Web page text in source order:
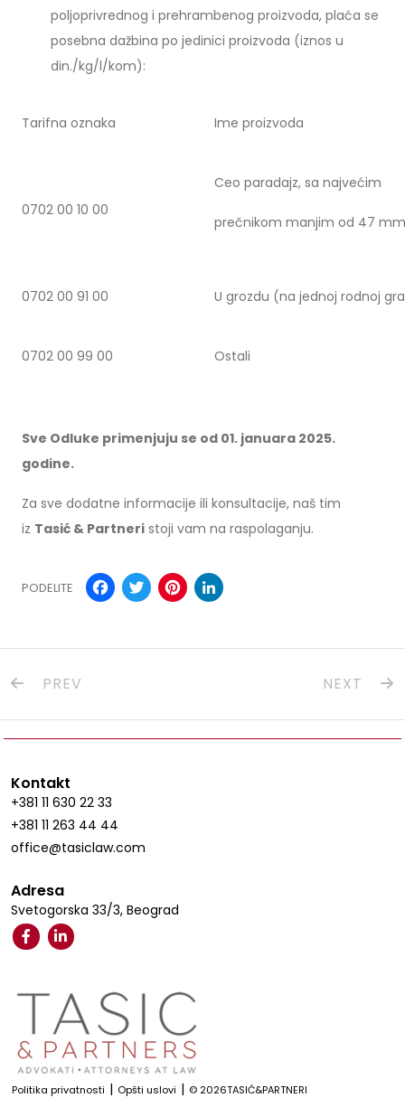
poljoprivrednog i prehrambenog proizvoda, plaća se
posebna dažbina po jedinici proizvoda (iznos u
din./kg/l/kom):
Tarifna oznaka Ime proizvoda
0702 00 10 00
Ceo paradajz, sa najvećim
prečnikom manjim od 47 mm
0702 00 91 00 U grozdu (na jednoj rodnoj
0702 00 99 00 Ostali
Sve Odluke primenjuju se od 01. januara 2025.
godine.
Za sve dodatne informacije ili konsultacije, naš tim
iz Tasić & Partneri stoji vam na raspolaganju.
PODELITE Facebook
TwitterPinterest
PREV NEXT
Kontakt
+381 11 630 22 33
+381 11 263 44 44
office@tasiclaw.com
Adresa
Svetogorska 33/3, Beograd
Politika privatnosti | Opšti uslovi | © 2026TASIĆ&PARTNERI